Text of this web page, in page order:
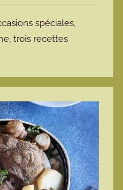
spéciales,
trois recettes